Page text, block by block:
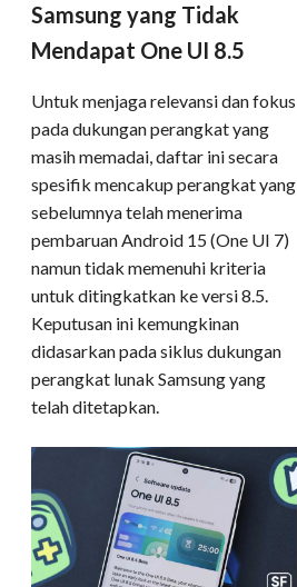
Samsung yang Tidak
Mendapat One UI 8.5
Untuk menjaga relevansi dan fokus
pada dukungan perangkat yang
masih memadai, daftar ini secara
spesifik mencakup perangkat yang
sebelumnya telah menerima
pembaruan Android 15 (One UI 7)
namun tidak memenuhi kriteria
untuk ditingkatkan ke versi 8.5.
Keputusan ini kemungkinan
didasarkan pada siklus dukungan
perangkat lunak Samsung yang
telah ditetapkan.